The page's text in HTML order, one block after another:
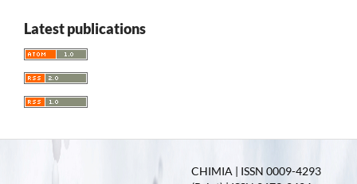
Latest publications
CHIMIA | ISSN 0009-4293